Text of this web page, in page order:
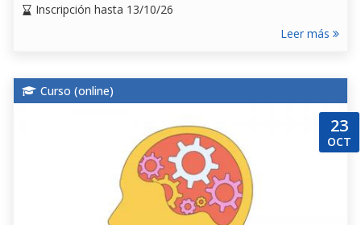
Inscripción hasta 13/10/26
Leer más
Curso (online)
23
OCT